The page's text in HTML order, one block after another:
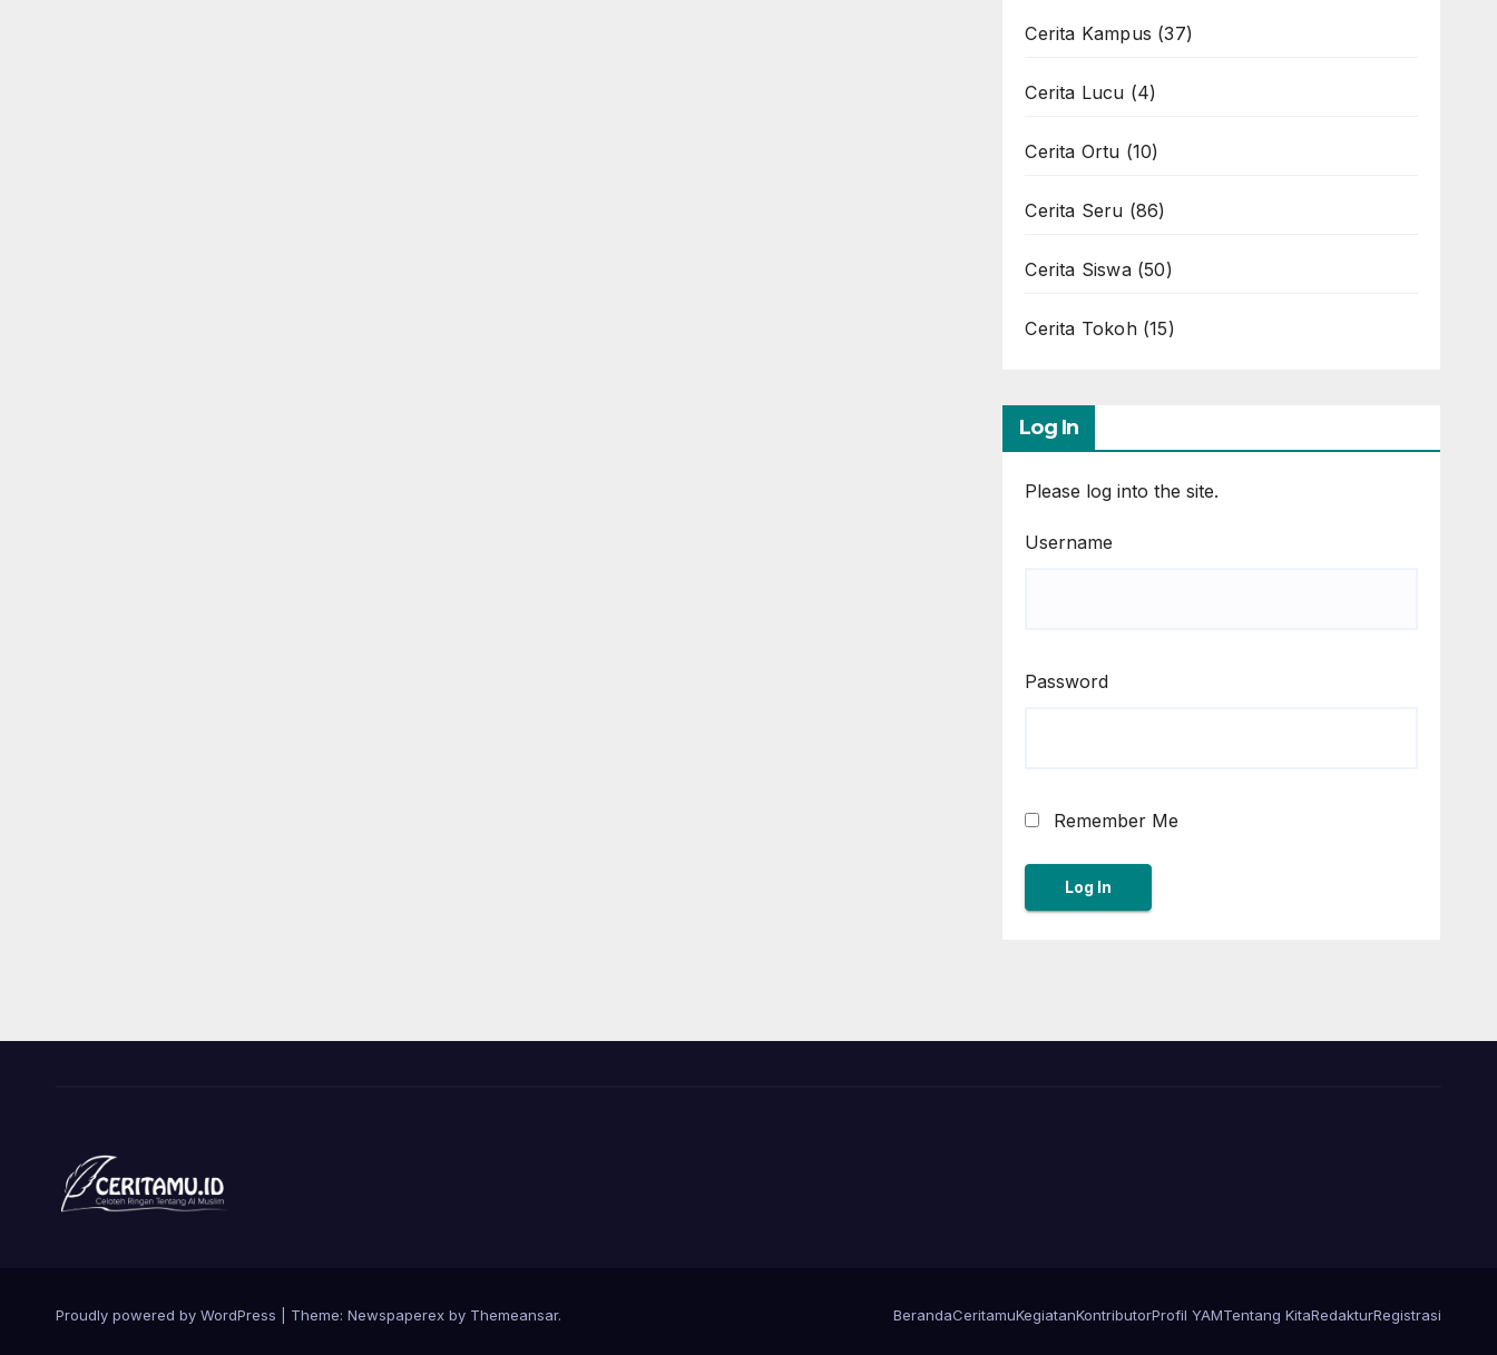
Cerita Kampus (37)
Cerita Lucu (4)
Cerita Ortu (10)
Cerita Seru (86)
Cerita Siswa(50)
Cerita Tokoh(15)
Log In
Please log into the site.
Username
Password
Remember Me
Proudly powered by WordPress Theme: Newspaperex by Themeansar. BerandaCeritamuKegiatanKontributorProfil YAMTentang KitaRedakturRegistrasi